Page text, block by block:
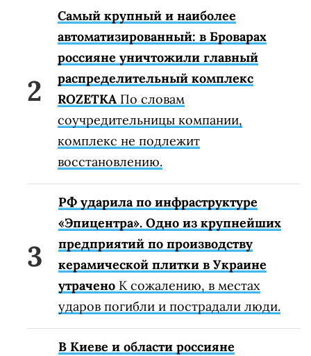
Самый крупный и наиболее
автоматизированный: в Броварах
россияне уничтожили главный
распределительный комплекс
ROZETKA По словам
соучредительницы компании,
комплекс не подлежит
восстановлению.
РФ ударила по инфраструктуре
«Эпицентра». Одно из крупнейших
предприятий по производству
керамической плитки в Украине
утрачено К сожалению, в местах
ударов погибли и пострадали люди.
В Киеве и области россияне